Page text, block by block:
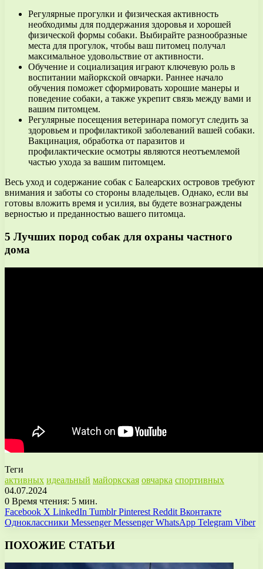
Регулярные прогулки и физическая активность
необходимы для поддержания здоровья и хорошей
физической формы собаки. Выбирайте разнообразные
места для прогулок, чтобы ваш питомец получал
максимальное удовольствие от активности.
Обучение и социализация играют ключевую роль в
воспитании майоркской овчарки. Раннее начало
обучения поможет сформировать хорошие манеры и
поведение собаки, а также укрепит связь между вами и
вашим питомцем.
Регулярные посещения ветеринара помогут следить за
здоровьем и профилактикой заболеваний вашей собаки.
Вакцинация, обработка от паразитов и
профилактические осмотры являются неотъемлемой
частью ухода за вашим питомцем.
Весь уход и содержание собак с Балеарских островов требуют
внимания и заботы со стороны владельцев. Однако, если вы
готовы вложить время и усилия, вы будете вознаграждены
верностью и преданностью вашего питомца.
5 Лучших пород собак для охраны частного
дома
Теги
активных идеальный майоркская овчарка спортивных
04.07.2024
0 Время чтения: 5 мин.
Facebook X LinkedIn Tumblr Pinterest Reddit Вконтакте
Одноклассники Messenger Messenger WhatsApp Telegram Viber
ПОХОЖИЕ СТАТЬИ